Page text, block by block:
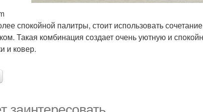
спокойной палитры, стоит использовать
Такая комбинация создает очень уютную и
и ковер.